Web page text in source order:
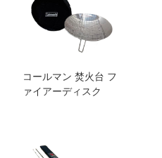
コールマン 焚火台 フ
ァイアーディスク